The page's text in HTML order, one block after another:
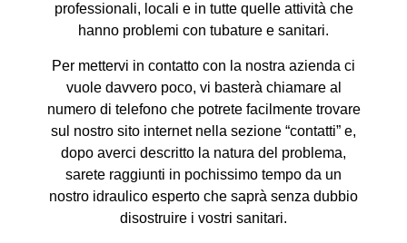
professionali, locali e in tutte quelle attività che
hanno problemi con tubature e sanitari.
Per mettervi in contatto con la nostra azienda ci
vuole davvero poco, vi basterà chiamare al
numero di telefono che potrete facilmente trovare
sul nostro sito internet nella sezione “contatti” e,
dopo averci descritto la natura del problema,
sarete raggiunti in pochissimo tempo da un
nostro idraulico esperto che saprà senza dubbio
disostruire i vostri sanitari.